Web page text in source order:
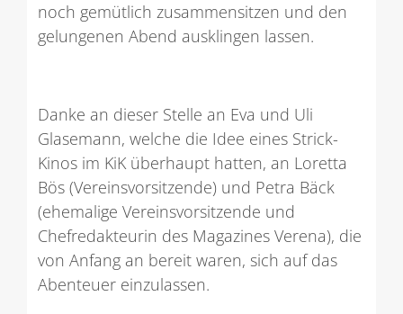
noch gemütlich zusammensitzen und den
gelungenen Abend ausklingen lassen.
Danke an dieser Stelle an Eva und Uli
Glasemann, welche die Idee eines Strick-
Kinos im KiK überhaupt hatten, an Loretta
Bös (Vereinsvorsitzende) und Petra Bäck
(ehemalige Vereinsvorsitzende und
Chefredakteurin des Magazines Verena), die
von Anfang an bereit waren, sich auf das
Abenteuer einzulassen.